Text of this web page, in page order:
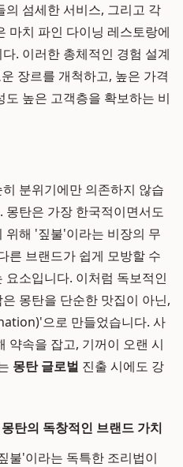
섬세한 서비스, 그리고 각
마치 파인 다이닝 레스토랑에
. 이러한 총체적인 경험 설계
장르를 개척하고, 높은 가격
높은 고객층을 확보하는 비
분위기에만 의존하지 않습
탄은 가장 한국적이면서도
위해 '짚불'이라는 비장의 무
른 브랜드가 쉽게 모방할 수
소입니다. 이처럼 독보적인
몽탄을 단순한 맛집이 아닌,
으로 만들었습니다. 사
약속을 잡고, 기꺼이 오랜 시
몽탄 글로벌 진출 시에도 강
탄의 독창적인 브랜드 가치
불'이라는 독특한 조리법이